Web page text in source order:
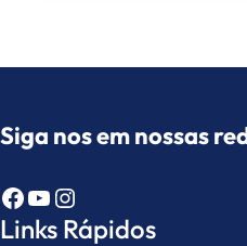
Siga nos em nossas
Facebook Youtube Instagram
Links Rápidos